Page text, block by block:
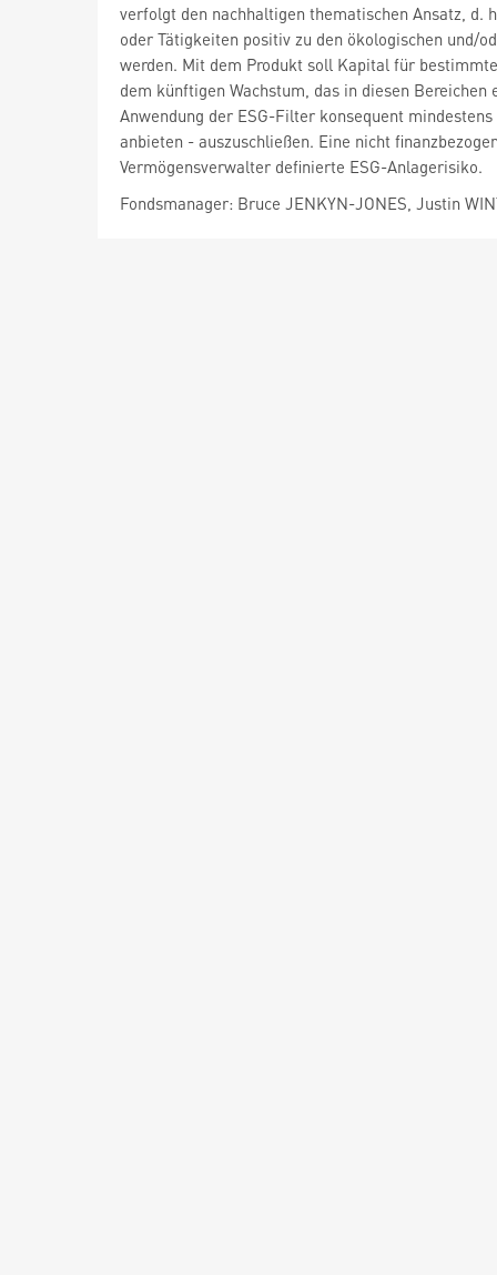
verfolgt den nachhaltigen thematischen Ansatz, d.
oder Tätigkeiten positiv zu den ökologischen und/
werden. Mit dem Produkt soll Kapital für
dem künftigen Wachstum, das in diesen
Anwendung der ESG-Filter konsequent
anbieten - auszuschließen. Eine nicht
Vermögensverwalter definierte ESG-Anlagerisiko.
Fondsmanager: Bruce JENKYN-JONES, Justin